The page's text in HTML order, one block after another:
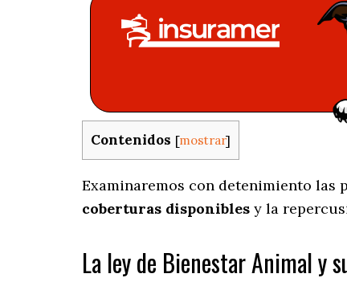
Contenidos [mostrar]
Examinaremos con detenimiento
coberturas disponibles y la
La ley de Bienestar Animal y